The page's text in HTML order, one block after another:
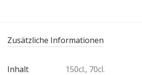
Zusätzliche Informationen
Inhalt
150cl., 70cl.